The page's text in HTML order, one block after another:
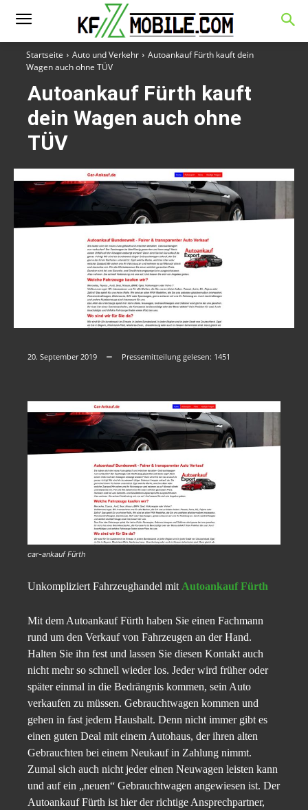
Startseite Auto und Verkehr
Autoankauf Fürth kauft dein
Wagen auch ohne TÜV
Autoankauf Fürth kauft
dein Wagen auch ohne
TÜV
20. September 2019 Pressemitteilung gelesen: 1451
car-ankauf Fürth
Unkompliziert Fahrzeughandel mitAutoankauf Fürth
Mit dem Autoankauf Fürth haben Sie einen Fachmann
rund um den Verkauf von Fahrzeugen an der Hand.
Halten Sie ihn fest und lassen Sie diesen Kontakt auch
nicht mehr so schnell wieder los. Jeder wird früher oder
später einmal in die Bedrängnis kommen, sein Auto
verkaufen zu müssen. Gebrauchtwagen kommen und
gehen in fast jedem Haushalt. Denn nicht immer gibt es
einen guten Deal mit einem Autohaus, der ihren alten
Gebrauchten bei einem Neukauf in Zahlung nimmt.
Zumal sich auch nicht jeder einen Neuwagen leisten kann
und auf ein „neuen“ Gebrauchtwagen angewiesen ist. Der
Autoankauf Fürth ist hier der richtige Ansprechpartner,